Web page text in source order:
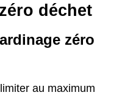
déchet
zéro
au maximum